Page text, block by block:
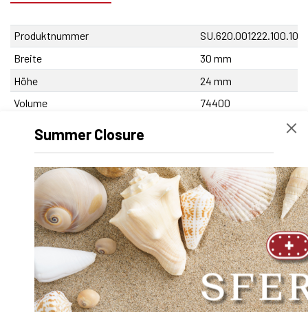
Produktnummer
SU.620.001222.100.10
Breite
30 mm
Höhe
24 mm
Volume
74400
SA-OUV 1222 B x 100
Außendurchmesser D
0
Innendurchmesser d
0
Länge
100 mm
Dynamischer Faktor Y
0.000000
Durchmesser Welle d
12
Durchmesser Senkung u
8
Summer Closure